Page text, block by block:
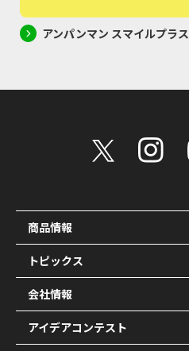
アンパンマン スマイルプラス
商品情報
トピックス
会社情報
アイデアコンテスト